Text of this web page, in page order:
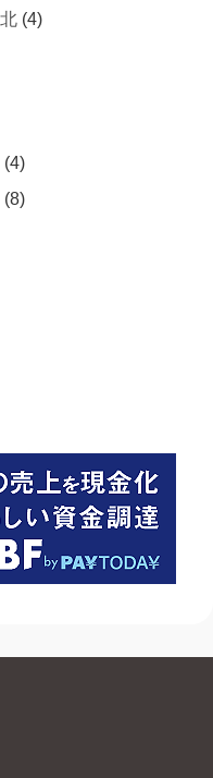
(4)
(4)
(8)